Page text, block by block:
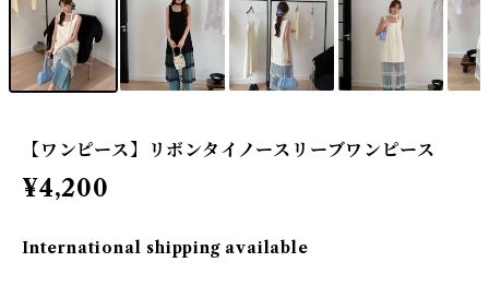
【ワンピース】リボンタイノースリーブワンピース
¥4,200
International shipping available